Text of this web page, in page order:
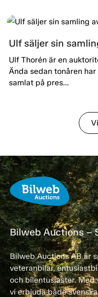
Ulf säljer sin
Ulf Thorén är en
Ända sedan tonåren
samlat på pres...
Bilweb Auctions –
Bilweb Auctions AB är
veteranbilar,
och bilentusiaster. Med
vi erbjuda både